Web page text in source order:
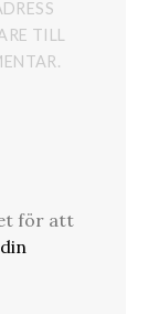
TILL
för att